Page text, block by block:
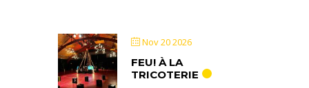
Nov 20 2026
FEU! À LA
TRICOTERIE